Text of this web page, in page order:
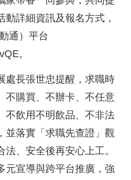
動詳細資訊及報名方式，
通）平台
。
處長張世忠提醒，求職時
不購買、不辦卡、不任意
不飲用不明飲品、不非法
並落實「求職先查證」觀
、安全後再安心上工。
元宣導與跨平台推廣，強